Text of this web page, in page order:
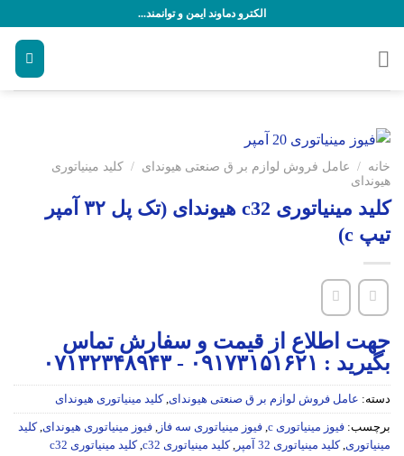
محتوا
الکترو دماوند ایمن و توانمند...
خانه / عامل فروش لوازم بر ق صنعتی هیوندای / کلید مینیاتوری
هیوندای
کلید مینیاتوری c32 هیوندای (تک پل ۳۲ آمپر
تیپ c)
جهت اطلاع از قیمت و سفارش تماس
بگیرید : ۰۹۱۷۳۱۵۱۶۲۱ - ۰۷۱۳۲۳۴۸۹۴۳
دسته: عامل فروش لوازم بر ق صنعتی هیوندای, کلید مینیاتوری هیوندای
برچسب: فیوز مینیاتوری c , فیوز مینیاتوری سه فاز , فیوز مینیاتوری هیوندای, کلید
مینیاتوری, کلید مینیاتوری 32 آمپر , کلید مینیاتوری c32 ,
کلید مینیاتوری c32